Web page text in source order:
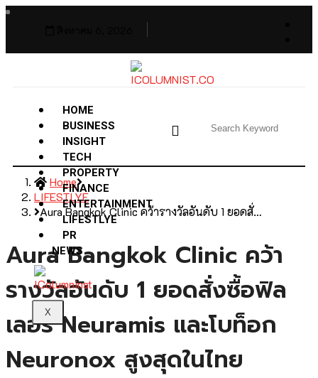
HOME
BUSINESS
INSIGHT
TECH
PROPERTY
FINANCE
ENTERTAINMENT
LIFESTLYE
PR
NEWS
X
Home
LIFESTLYE
Aura Bangkok Clinic คว้ารางวัลอันดับ 1 ยอดสั่…
Aura Bangkok Clinic คว้า
รางวัลอันดับ 1 ยอดสั่งซื้อฟิล
เลอร์ Neuramis และโบท็อก
Neuronox สูงสุดในไทย